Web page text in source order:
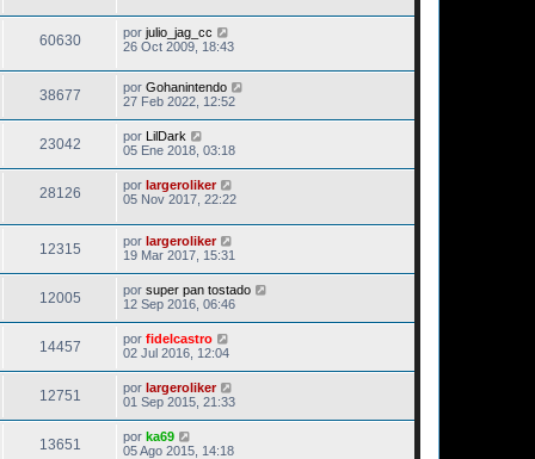
60630 por julio_jag_cc
26 Oct 2009, 18:43
38677 por Gohanintendo
27 Feb 2022, 12:52
23042 por
LilDark
05 Ene 2018, 03:18
28126 por largeroliker
05 Nov 2017, 22:22
12315 por largeroliker
19 Mar 2017, 15:31
12005 por super pan tostado
12 Sep 2016, 06:46
14457 por fidelcastro
02 Jul 2016, 12:04
12751 por largeroliker
01 Sep 2015, 21:33
13651 por ka69
05 Ago 2015, 14:18